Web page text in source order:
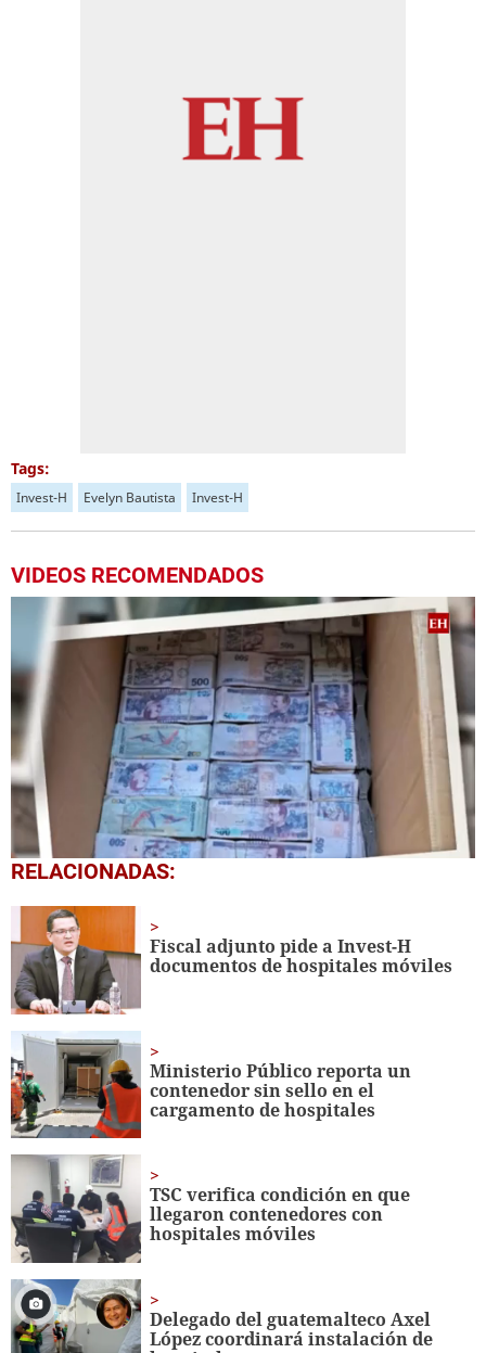
Tags:
Invest-H Evelyn Bautista Invest-H
VIDEOS RECOMENDADOS
0
seconds
minutes,
57
seconds
RELACIONADAS:
Fiscal adjunto pide a Invest-H
documentos de hospitales móviles
Ministerio Público reporta un
contenedor sin sello en el
cargamento de hospitales
TSC verifica condición en que
llegaron contenedores con
hospitales móviles
Delegado del guatemalteco Axel
López coordinará instalación de